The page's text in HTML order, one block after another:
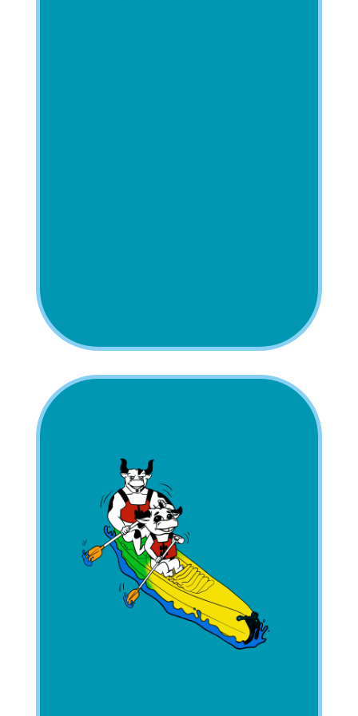
LE CANOË, POUR DEUX
OU TROIS PERSONNES !
Le Canoë, conçu pour 2 à 3
personnes (avec un maximum de
2 places adultes et 1 place
enfant), est une embarcation
stable et conviviale, parfaite pour